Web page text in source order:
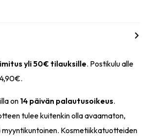
yli 50€ tilauksille. Postikulu alle
on 14 päivän palautusoikeus.
tulee kuitenkin olla avaamaton,
Kosmetiikkatuotteiden